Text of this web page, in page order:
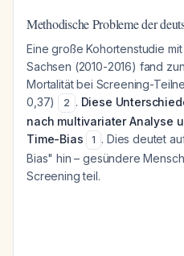
Methodische Probleme der
Eine große Kohortenstudie mit
Sachsen (2010-2016) fand
Mortalität bei Screening-
0,37)
2 . Diese
nach multivariater Analyse
Time-Bias
1 . Dies deutet
Bias" hin – gesündere
Screening teil.